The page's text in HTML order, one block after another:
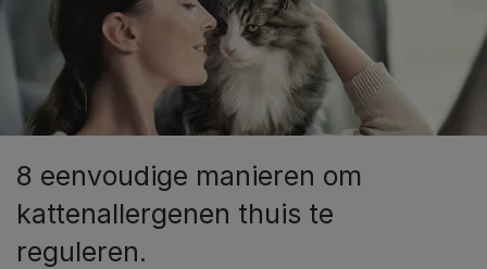
8 eenvoudige manieren om
kattenallergenen thuis te
reguleren.